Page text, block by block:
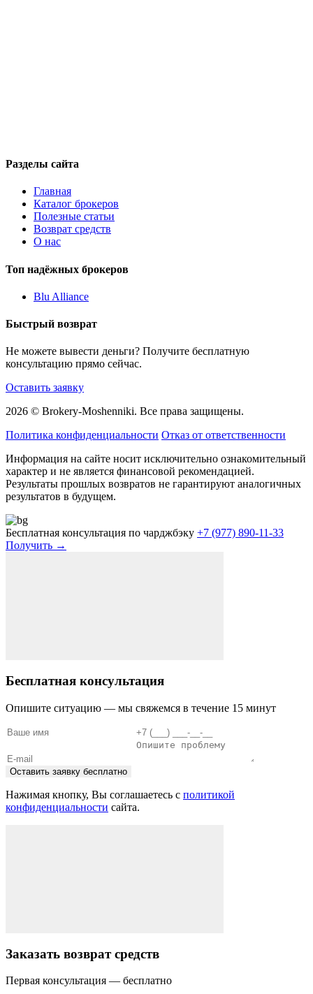
Разделы сайта
Главная
Каталог брокеров
Полезные статьи
Возврат средств
О нас
Топ надёжных брокеров
Blu Alliance
Быстрый возврат
Не можете вывести деньги? Получите бесплатную
консультацию прямо сейчас.
Оставить заявку
2026 © Brokery-Moshenniki. Все права защищены.
Политика конфиденциальности Отказ от ответственности
Информация на сайте носит исключительно ознакомительный
характер и не является финансовой рекомендацией.
Результаты прошлых возвратов не гарантируют аналогичных
результатов в будущем.
Бесплатная консультация по чарджбэку +7 (977) 890-11-33
Получить →
Бесплатная консультация
Опишите ситуацию — мы свяжемся в течение 15 минут
Оставить заявку бесплатно
Нажимая кнопку, Вы соглашаетесь с политикой
конфиденциальности сайта.
Заказать возврат средств
Первая консультация — бесплатно